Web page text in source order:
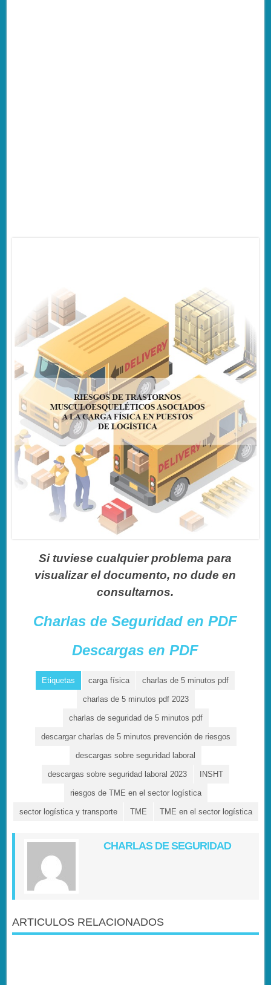
Si tuviese cualquier problema para
visualizar el documento, no dude en
consultarnos.
Charlas de Seguridad en PDF
Descargas en PDF
Etiquetas carga física charlas de 5 minutos pdf
charlas de 5 minutos pdf 2023
charlas de seguridad de 5 minutos pdf
descargar charlas de 5 minutos prevención de riesgos
descargas sobre seguridad laboral
descargas sobre seguridad laboral 2023 INSHT
riesgos de TME en el sector logística
sector logística y transporte TME TME en el sector logística
CHARLAS DE SEGURIDAD
ARTICULOS RELACIONADOS